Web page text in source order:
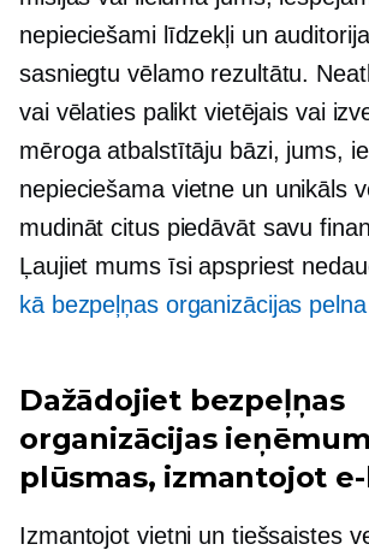
nepieciešami līdzekļi un
sasniegtu vēlamo rezultātu.
vai vēlaties palikt vietējais vai
mēroga atbalstītāju bāzi, jums,
nepieciešama vietne un unikāls
mudināt citus piedāvāt savu
Ļaujiet mums īsi apspriest
kā bezpeļņas organizācijas
Dažādojiet bezpeļņas
organizācijas
plūsmas, izmantojot
Izmantojot vietni un tiešsaistes